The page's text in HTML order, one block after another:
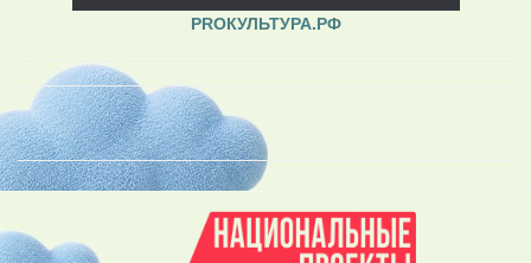
PROКУЛЬТУРА.РФ